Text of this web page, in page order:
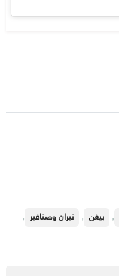
, بيغن , تيران وصنافير ,